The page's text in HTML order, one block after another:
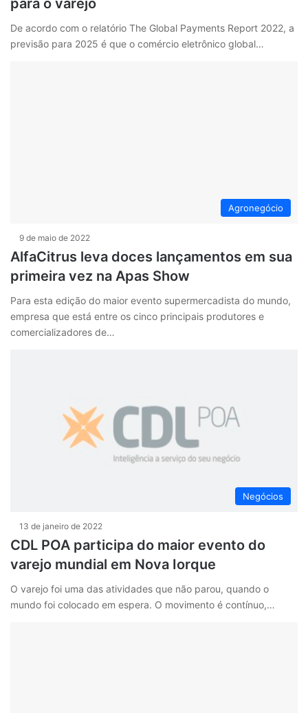
para o varejo
De acordo com o relatório The Global Payments Report 2022, a
previsão para 2025 é que o comércio eletrônico global…
Agronegócio
9 de maio de 2022
AlfaCitrus leva doces lançamentos em sua
primeira vez na Apas Show
Para esta edição do maior evento supermercadista do mundo,
empresa que está entre os cinco principais produtores e
comercializadores de…
Negócios
13 de janeiro de 2022
CDL POA participa do maior evento do
varejo mundial em Nova Iorque
O varejo foi uma das atividades que não parou, quando o
mundo foi colocado em espera. O movimento é contínuo,…